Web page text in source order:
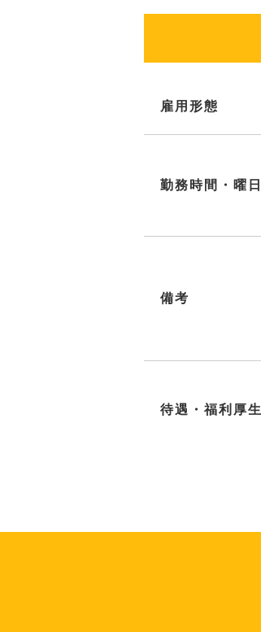
雇用形態
勤務時間・曜日
備考
待遇・福利厚生